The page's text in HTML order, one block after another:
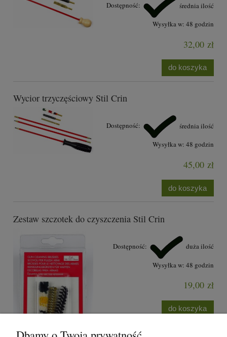
Dostępność: średnia ilość
Wysyłka w: 48 godzin
32,00 zł
do koszyka
Wycior trzyczęściowy Stil Crin
Dostępność: średnia ilość
Wysyłka w: 48 godzin
45,00 zł
do koszyka
Zestaw szczotek do czyszczenia Stil Crin
Dostępność: duża ilość
Wysyłka w: 48 godzin
19,00 zł
do koszyka